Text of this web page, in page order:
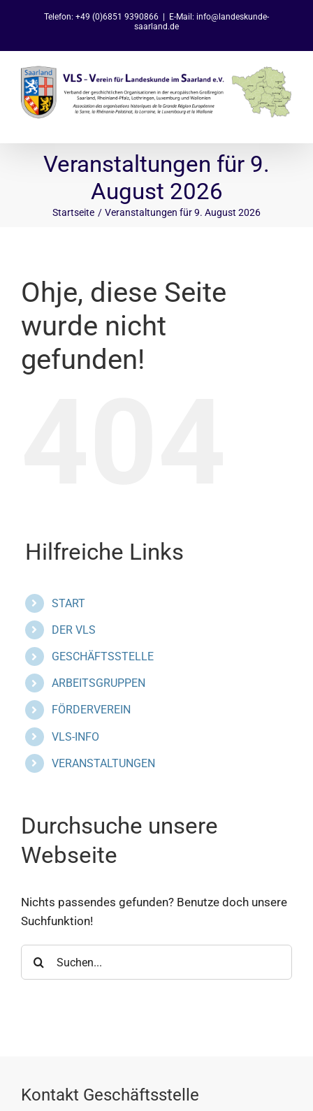
Telefon: +49 (0)6851 9390866
E-Mail: info@landeskunde-
saarland.de
Veranstaltungen für 9.
August 2026
Startseite Veranstaltungen für 9. August 2026
Ohje, diese Seite
wurde nicht
gefunden!
Hilfreiche Links
START
DER VLS
GESCHÄFTSSTELLE
ARBEITSGRUPPEN
FÖRDERVEREIN
VLS-INFO
VERANSTALTUNGEN
Durchsuche unsere
Webseite
Nichts passendes gefunden? Benutze doch unsere
Suchfunktion!
nach:
Kontakt Geschäftsstelle